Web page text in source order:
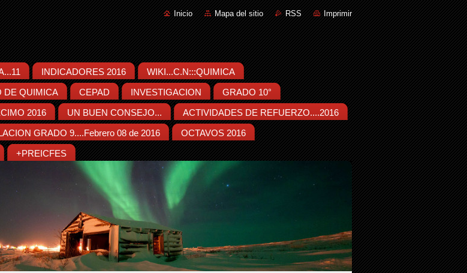
Inicio Mapa del sitio RSS Imprimir
INDICADORES 2016 WIKI...C.N:::QUIMICA
DE QUIMICA CEPAD INVESTIGACION GRADO 10°
2016 UN BUEN CONSEJO... ACTIVIDADES DE REFUERZO....2016
GRADO 9....Febrero 08 de 2016 OCTAVOS 2016
+PREICFES